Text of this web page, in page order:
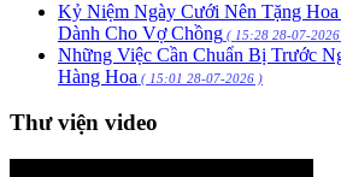
Kỷ Niệm Ngày Cưới Nên Tặng
Dành Cho Vợ Chồng ( 15:28 28-07-
Những Việc Cần Chuẩn Bị Trước
Hàng Hoa ( 15:01 28-07-2026 )
Thư viện video